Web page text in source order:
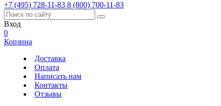
+7 (495) 728-11-83 8 (800) 700-11-83
Вход
0
Корзина
Доставка
Оплата
Написать нам
Контакты
Отзывы